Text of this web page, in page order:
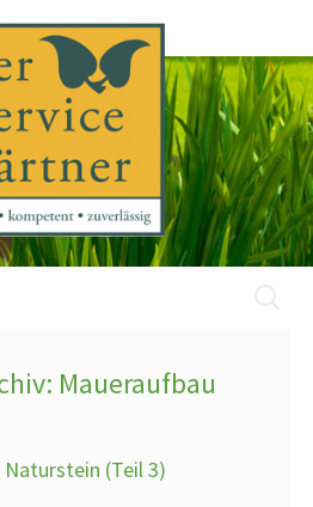
Maueraufbau
(Teil 3)